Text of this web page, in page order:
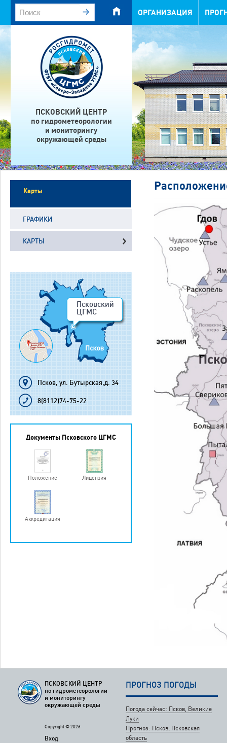
ОРГАНИЗАЦИЯ
ПСКОВСКИЙ ЦЕНТР
по гидрометеорологии
и мониторингу
окружающей среды
Карты
ГРАФИКИ
КАРТЫ
Псковский
ЦГМС
Псков, ул. Бутырская,д. 34
8(8112)74-75-22
Документы Псковского ЦГМС
Положение Лицензия
Аккредитация
ПСКОВСКИЙ ЦЕНТР
по гидрометеорологии
и мониторингу
окружающей среды
Copyright © 2026
Вход
ПРОГНОЗ ПОГОДЫ
Погода сейчас: Псков, Великие
Луки
Прогноз: Псков, Псковская
область